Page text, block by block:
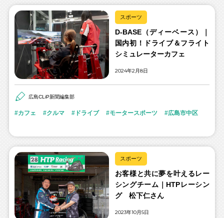
スポーツ
D-BASE（ディーベース）｜
国内初！ドライブ＆フライト
シミュレーターカフェ
2024年2月8日
広島CLiP新聞編集部
カフェ クルマ ドライブ モータースポーツ 広島市中区
スポーツ
お客様と共に夢を叶えるレー
シングチーム｜HTPレーシン
グ 松下仁さん
2023年10月5日